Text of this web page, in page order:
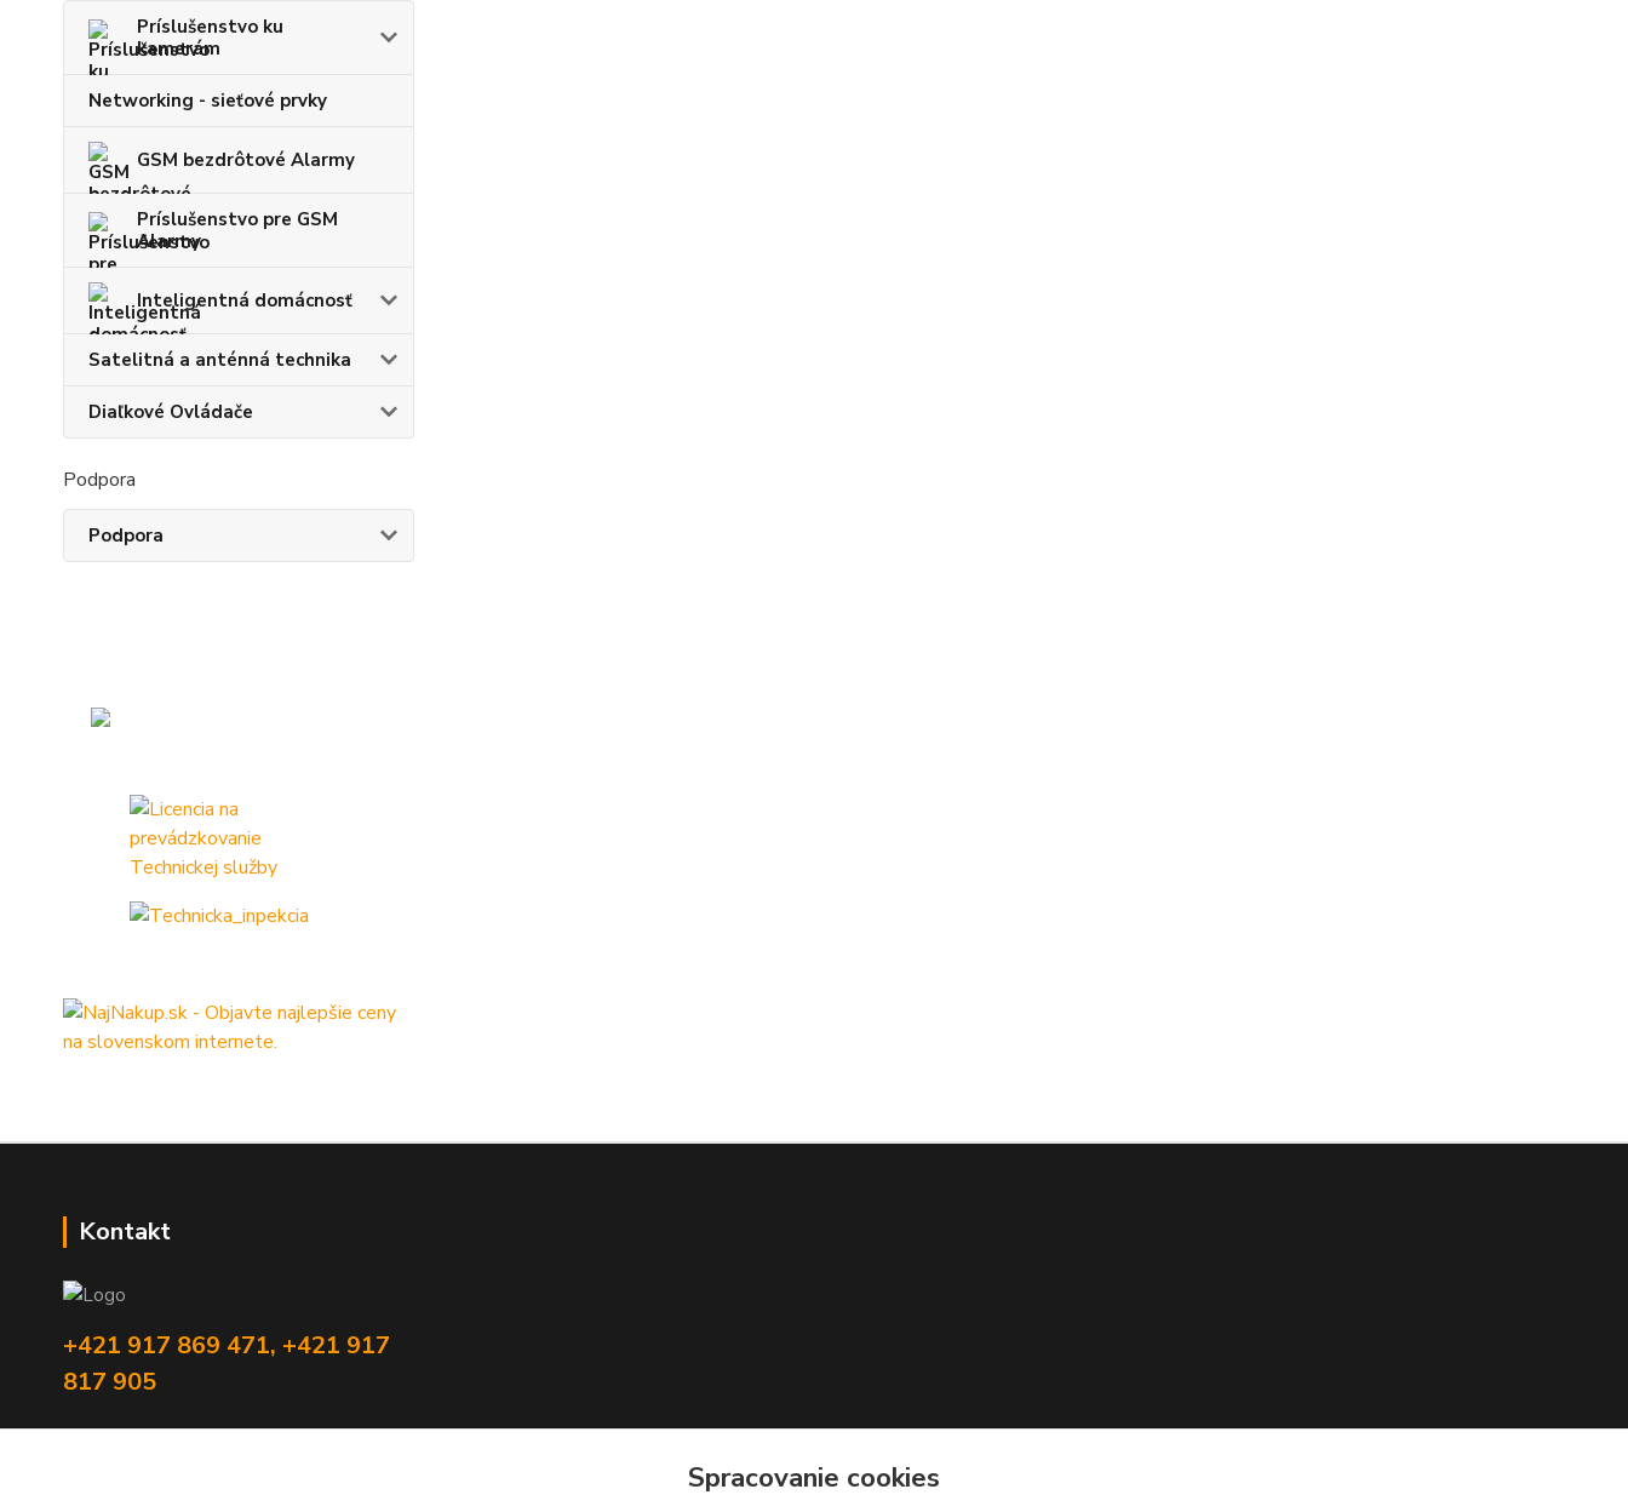
Príslušenstvo ku
kamerám
Networking - sieťové prvky
GSM bezdrôtové Alarmy
Príslušenstvo pre GSM
Alarmy
Inteligentná domácnosť
Satelitná a anténná technika
Diaľkové Ovládače
Podpora
Podpora
Kontakt
+421 917 869 471, +421 917
817 905
Spracovanie cookies